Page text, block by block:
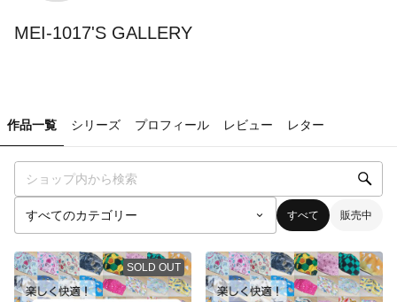
MEI-1017'S GALLERY
作品一覧 シリーズ プロフィール レビュー レター
すべて 販売中
SOLD OUT